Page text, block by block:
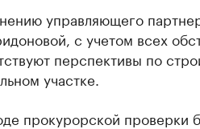
управляющего
с учетом всех
перспективы по
участке.
прокурорской проверки